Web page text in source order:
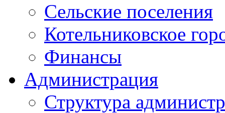
Сельские поселения
Котельниковское
Финансы
Администрация
Структура